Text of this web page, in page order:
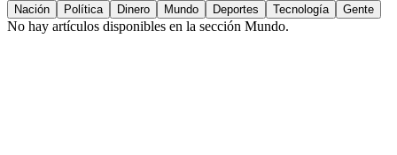
Nación Política Dinero Mundo Deportes Tecnología Gente
No hay artículos disponibles en la sección Mundo.